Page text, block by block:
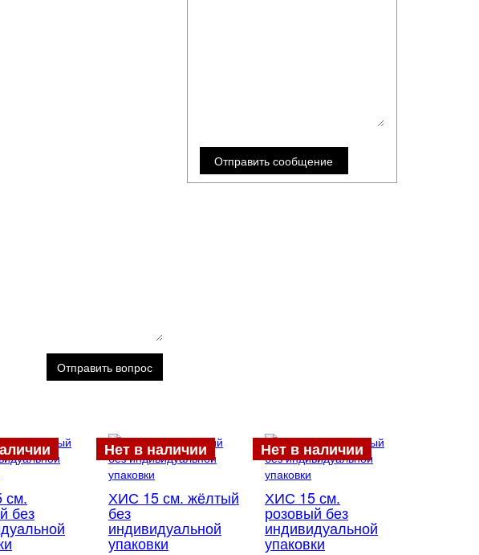
Отправить вопрос
см.
без
Нет в наличии
ХИС 15 см. жёлтый
без
индивидуальной
упаковки
Нет в наличии
ХИС 15 см.
розовый без
индивидуальной
упаковки